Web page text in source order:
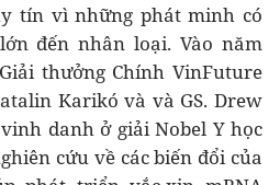
tín vì những phát minh có
đến nhân loại. Vào năm
thưởng Chính VinFuture
Karikó và và GS. Drew
danh ở giải Nobel Y học
cứu về các biến đổi của